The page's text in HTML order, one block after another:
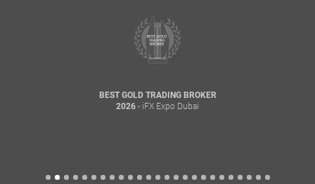
BEST GOLD TRADING BROKER
2026 - iFX Expo Dubai